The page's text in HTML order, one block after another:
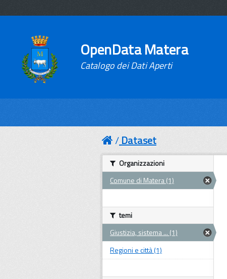
OpenData Matera
Catalogo dei Dati Aperti
Dataset
Organizzazioni
Comune di Matera (1)
temi
Giustizia, sistema ... (1)
Regioni e città (1)